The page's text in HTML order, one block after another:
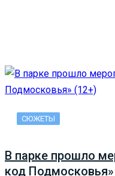
СЮЖЕТЫ
В парке прошло
код